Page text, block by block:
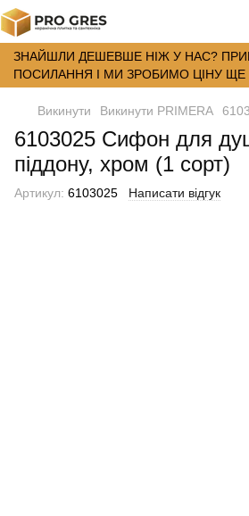
ЗНАЙШЛИ ДЕШЕВШЕ НІЖ У НАС?
ПОСИЛАННЯ І МИ ЗРОБИМО ЦІНУ ЩЕ
Викинути Викинути PRIMERA
6103025 Сифон для
піддону, хром (1 сорт)
Артикул: 6103025 Написати відгук